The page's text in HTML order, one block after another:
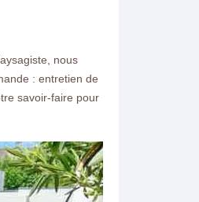
nous
: entretien de
savoir-faire pour